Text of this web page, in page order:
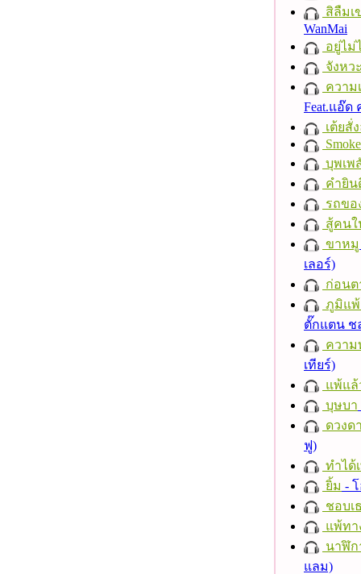
สิลืมเ
WanMai
อยู่ไม่
จังหว
ความ
Feat.แอ๊ด
เต้ยสั่
Smoke
บุพเพ
คำยิน
รถขอ
สู้คนใ
ขาหมู
เลอร์)
ก่อนต
ภูมิแพ้
ตั๊กแตน ช
ความ
เทียร์)
แพ้แล้
บุษบา
ดวงด
ฟู)
ทำได้
ยิ้ม -
ชอบเ
แพ้ทา
นาฬิก
แลม)